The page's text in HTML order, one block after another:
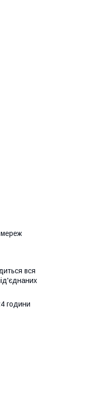
мереж
вся
години